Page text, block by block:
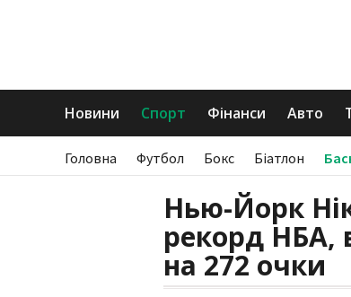
Новини Спорт Фінанси Авто
Головна Футбол Бокс Біатлон
Нью-Йорк
рекорд НБА,
на 272 очки